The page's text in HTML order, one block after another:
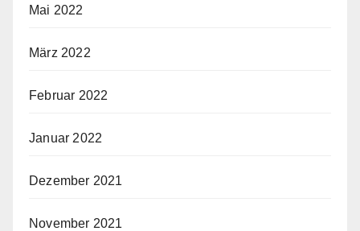
Mai 2022
März 2022
Februar 2022
Januar 2022
Dezember 2021
November 2021